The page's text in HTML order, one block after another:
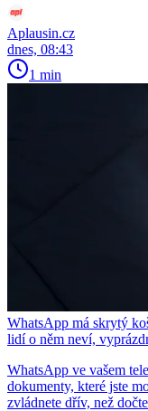
Aplausin.cz
dnes, 08:43
1 min
WhatsApp má skrytý
lidí o něm neví,
WhatsApp ve vašem
dokumenty, které jste
zvládnete dřív, než